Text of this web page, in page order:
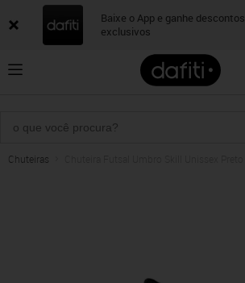
Baixe o App e ganhe descontos
exclusivos
Chuteiras